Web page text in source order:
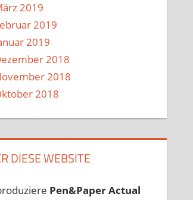
2019
2019
2019
2018
2018
2018
DIESE WEBSITE
Pen&PaperActual